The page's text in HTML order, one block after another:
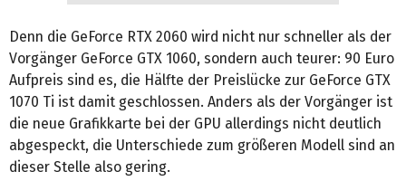
Denn die GeForce RTX 2060 wird nicht nur schneller als der
Vorgänger GeForce GTX 1060, sondern auch teurer: 90 Euro
Aufpreis sind es, die Hälfte der Preislücke zur GeForce GTX
1070 Ti ist damit geschlossen. Anders als der Vorgänger ist
die neue Grafikkarte bei der GPU allerdings nicht deutlich
abgespeckt, die Unterschiede zum größeren Modell sind an
dieser Stelle also gering.